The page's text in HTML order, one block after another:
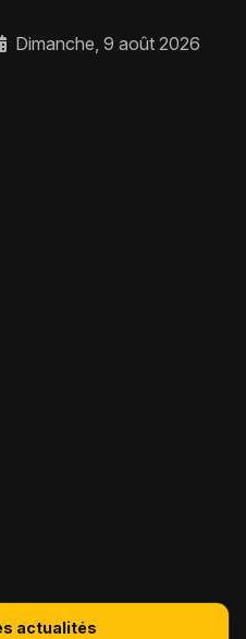
Dimanche, 9 août 2026
actualités